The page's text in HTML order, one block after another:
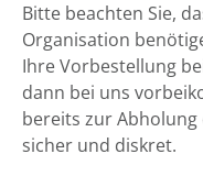
Bitte beachten Sie,
Organisation
Ihre Vorbestellung
dann bei uns
bereits zur
sicher und diskret.